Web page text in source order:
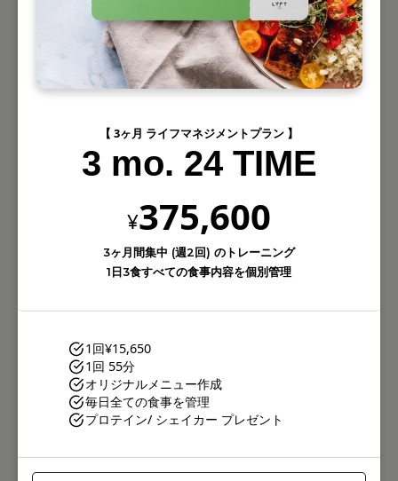
【 3ヶ月 ライフマネジメントプラン 】
3 mo. 24 TIME
¥375,600
3ヶ月間集中 (週2回) のトレーニング
1日3食すべての食事内容を個別管理
1回¥15,650
1回 55分
オリジナルメニュー作成
毎日全ての食事を管理
プロテイン/ シェイカー プレゼント